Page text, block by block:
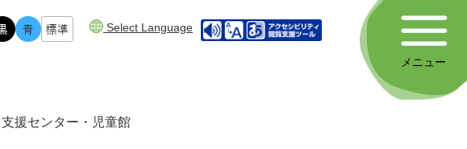
Select Language
メニュー
援センター・児童館